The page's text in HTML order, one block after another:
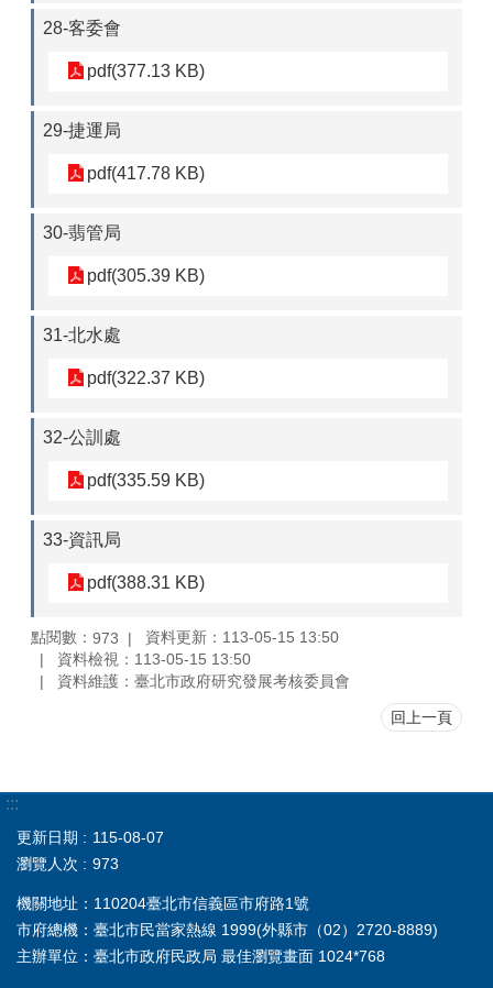
28-客委會
pdf(377.13 KB)
29-捷運局
pdf(417.78 KB)
30-翡管局
pdf(305.39 KB)
31-北水處
pdf(322.37 KB)
32-公訓處
pdf(335.59 KB)
33-資訊局
pdf(388.31 KB)
點閱數： 973
資料更新：113-05-15 13:50
資料檢視：113-05-15 13:50
資料維護：臺北市政府研究發展考核委員會
回上一頁
:::
更新日期
115-08-07
瀏覽人次
973
機關地址：110204臺北市信義區市府路1號
市府總機：臺北市民當家熱線 1999(外縣市（02）2720-8889)
主辦單位：臺北市政府民政局 最佳瀏覽畫面 1024*768